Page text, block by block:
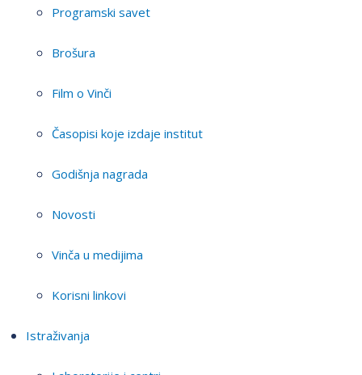
Programski savet
Brošura
Film o Vinči
Časopisi koje izdaje institut
Godišnja nagrada
Novosti
Vinča u medijima
Korisni linkovi
Istraživanja